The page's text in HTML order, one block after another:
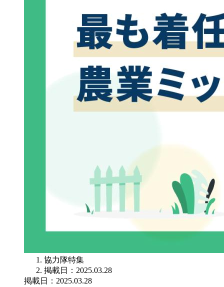
協力隊特集
掲載日：2025.03.28
掲載日：2025.03.28